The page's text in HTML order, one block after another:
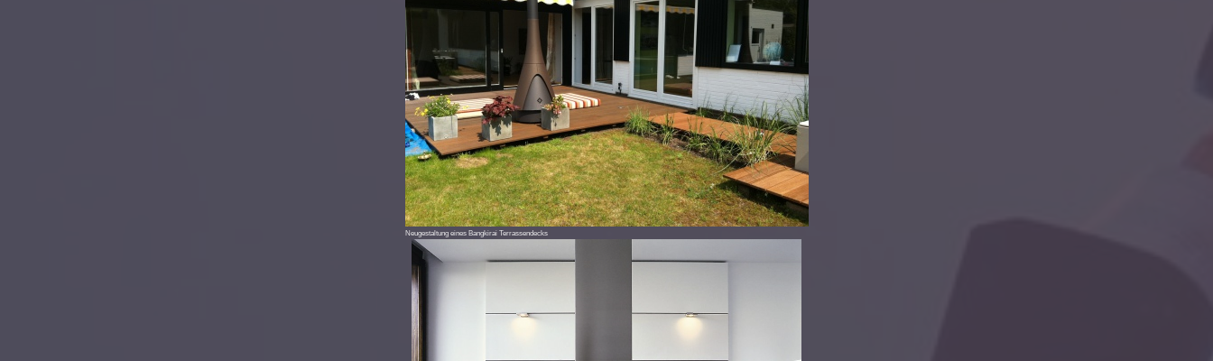
Neugestaltung eines Bangkirai Terrassendecks